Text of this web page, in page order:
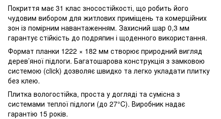
Покриття має 31 клас зносостійкості, що робить його
чудовим вибором для житлових приміщень та комерційних
зон із помірним навантаженням. Захисний шар 0,3 мм
гарантує стійкість до подряпин і щоденного використання.
Формат планки 1222 × 182 мм створює природний вигляд
дерев’яної підлоги. Багатошарова конструкція з замковою
системою (click) дозволяє швидко та легко укладати плитку
без клею.
Плитка вологостійка, проста у догляді та сумісна з
системами теплої підлоги (до 27°C). Виробник надає
гарантію 15 років.